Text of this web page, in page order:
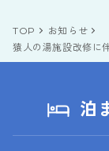
TOP
お知らせ
猿人の湯施設改修に
泊